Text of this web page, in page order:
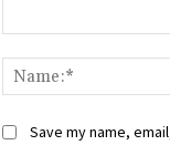
Save my name,